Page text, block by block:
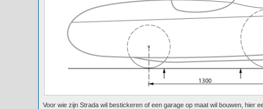
Voor wie zijn Strada wil bestickeren of een garage op maat wil bouwen, hier